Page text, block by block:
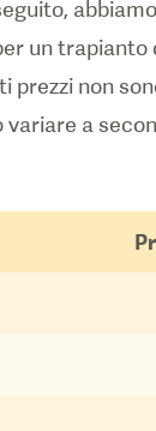
un trapianto
prezzi non
a